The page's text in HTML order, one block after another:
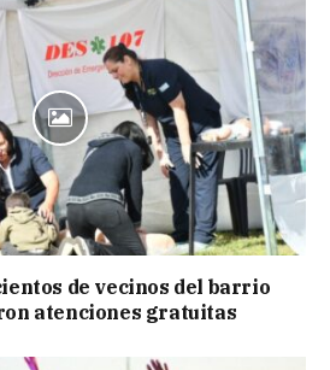
de vecinos del barrio
atenciones gratuitas